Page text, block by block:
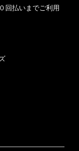
回払いまでご利用